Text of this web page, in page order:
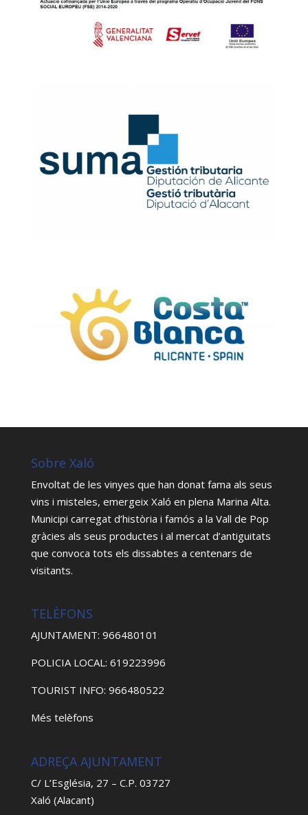
Sobre Xaló
Envoltat de les vinyes que han donat fama als seus
vins i misteles, emergeix Xaló en plena Marina Alta.
Municipi carregat d’història i famós a la Vall de Pop
gràcies als seus productes i al mercat d’antiguitats
que convoca tots els dissabtes a centenars de
visitants.
TELÈFONS
AJUNTAMENT: 966480101
POLICIA LOCAL: 619223996
TOURIST INFO: 966480522
Més telèfons
ADREÇA AJUNTAMENT
C/ L’Església, 27 – C.P. 03727
Xaló (Alacant)